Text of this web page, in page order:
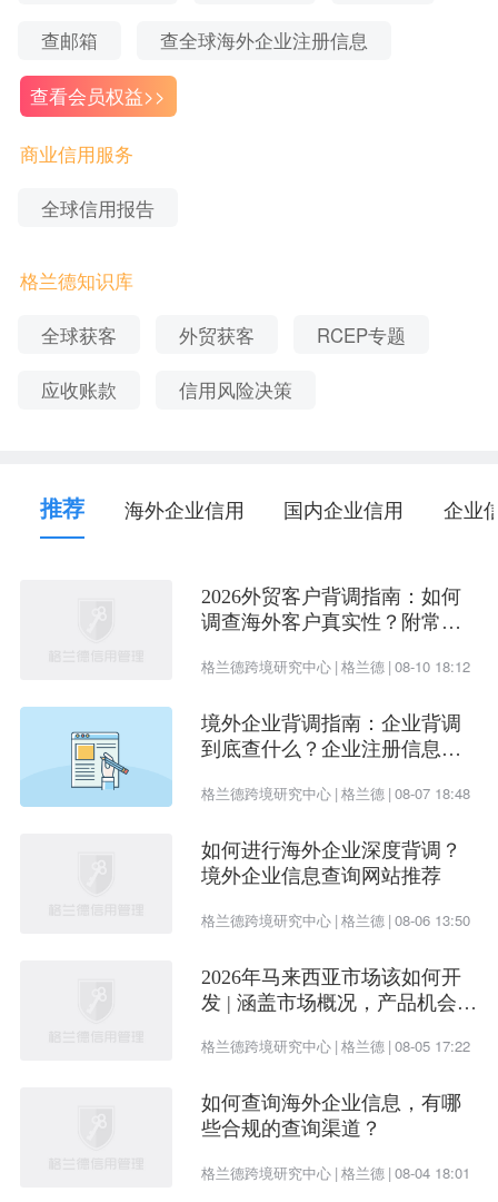
统一社会信
用代码
91350428MA34AN8F7J
法定代表人 肖立健
2、福建省万象信息科技有限责任公司_法定经营范
多媒体系统、智能家居及广告牌零售、安装、维护
电、家俱、玩具、图书批发零售；档案管理服务；
专用服装定制；在线数据处理及交易处理业务；其
他日用品零售。（依法须经批准的项目，经相关部
门批准后方可开展经营活动）
股东类型 认缴出资额 持股比例
-
800 万人民
80.0%
自然人股东
200 万人民
币
20.0%
查邮箱 查全球海外企业注册信息
查看会员权益>>
商业信用服务
全球信用报告
格兰德知识库
全球获客 外贸获客 RCEP专题
应收账款 信用风险决策
推荐 海外企业信用 国内企业信用 企业
2026外贸客户背调指南：如何
调查海外客户真实性？附常用
格兰德跨境研究中心 | 格兰德 | 08-10 18:12
境外企业背调指南：企业背调
到底查什么？企业注册信息、
次看懂
格兰德跨境研究中心 | 格兰德 | 08-07 18:48
如何进行海外企业深度背调？
境外企业信息查询网站推荐
格兰德跨境研究中心 | 格兰德 | 08-06 13:50
2026年马来西亚市场该如何开
发 | 涵盖市场概况，产品机会及
格兰德跨境研究中心 | 格兰德 | 08-05 17:22
如何查询海外企业信息，有哪
些合规的查询渠道？
格兰德跨境研究中心 | 格兰德 | 08-04 18:01